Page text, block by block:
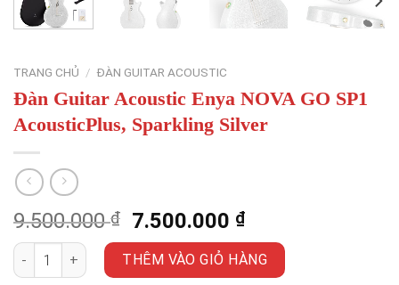
TRANG CHỦ / ĐÀN GUITAR ACOUSTIC
Đàn Guitar Acoustic Enya NOVA GO SP1
AcousticPlus, Sparkling Silver
9.500.000₫
Giá
gốc
là:
7.500.000 ₫Giá
hiện
tại
Đàn Guitar Acoustic Enya NOVA GO SP1 AcousticPlus,
THÊM VÀO GIỎ HÀNG